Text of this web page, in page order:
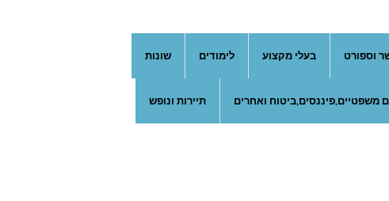
וספורט בעלי מקצוע לימודים שונות
משפטיים,פיננסים,ביטוח ואחרים תיירות ונופש